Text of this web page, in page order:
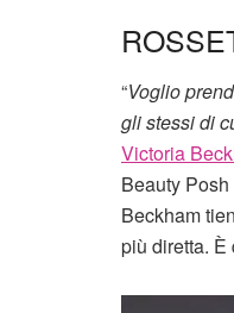
“Voglio
gli stessi di
Victoria
Beauty
Beckham
più diretta.